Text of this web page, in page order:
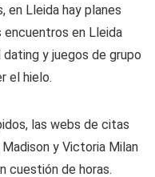
en Lleida hay planes
encuentros en Lleida
dating y juegos de grupo
el hielo.
las webs de citas
y Victoria Milan
cuestión de horas.